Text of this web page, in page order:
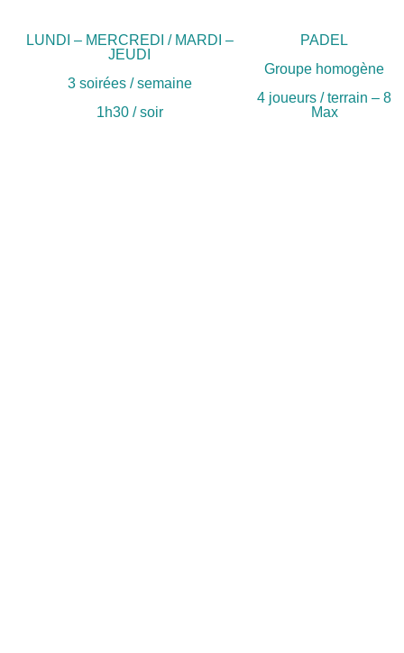
LUNDI – MERCREDI / MARDI –
JEUDI
3 soirées / semaine
1h30 / soir
PADEL
Groupe homogène
4 joueurs / terrain – 8
Max